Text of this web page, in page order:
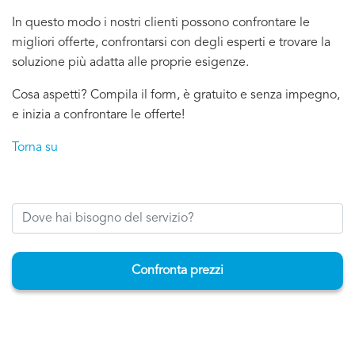
In questo modo i nostri clienti possono confrontare le
migliori offerte, confrontarsi con degli esperti e trovare la
soluzione più adatta alle proprie esigenze.
Cosa aspetti? Compila il form, è gratuito e senza impegno,
e inizia a confrontare le offerte!
Torna su
Confronta prezzi